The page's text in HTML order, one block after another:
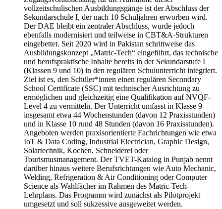
vollzeitschulischen Ausbildungsgänge ist der Abschluss der
Sekundarschule I, der nach 10 Schuljahren erworben wird.
Der DAE bleibt ein zentraler Abschluss, wurde jedoch
ebenfalls modernisiert und teilweise in CBT&A-Strukturen
eingebettet. Seit 2020 wird in Pakistan schrittweise das
Ausbildungskonzept „Matric-Tech“ eingeführt, das technische
und berufspraktische Inhalte bereits in der Sekundarstufe I
(Klassen 9 und 10) in den regulären Schulunterricht integriert.
Ziel ist es, den Schüler*innen einen regulären Secondary
School Certificate (SSC) mit technischer Ausrichtung zu
ermöglichen und gleichzeitig eine Qualifikation auf NVQF-
Level 4 zu vermitteln. Der Unterricht umfasst in Klasse 9
insgesamt etwa 44 Wochenstunden (davon 12 Praxisstunden)
und in Klasse 10 rund 48 Stunden (davon 16 Praxisstunden).
Angeboten werden praxisorientierte Fachrichtungen wie etwa
IoT & Data Coding, Industrial Electrician, Graphic Design,
Solartechnik, Kochen, Schneiderei oder
Tourismusmanagement. Der TVET-Katalog in Punjab nennt
darüber hinaus weitere Berufsrichtungen wie Auto Mechanic,
Welding, Refrigeration & Air Conditioning oder Computer
Science als Wahlfächer im Rahmen des Matric-Tech-
Lehrplans. Das Programm wird zunächst als Pilotprojekt
umgesetzt und soll sukzessive ausgeweitet werden.